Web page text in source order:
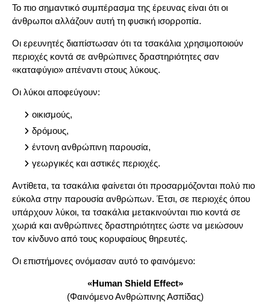
Το πιο σημαντικό συμπέρασμα της έρευνας είναι ότι οι
άνθρωποι αλλάζουν αυτή τη φυσική ισορροπία.
Οι ερευνητές διαπίστωσαν ότι τα τσακάλια χρησιμοποιούν
περιοχές κοντά σε ανθρώπινες δραστηριότητες σαν
«καταφύγιο» απέναντι στους λύκους.
Οι λύκοι αποφεύγουν:
οικισμούς,
δρόμους,
έντονη ανθρώπινη παρουσία,
γεωργικές και αστικές περιοχές.
Αντίθετα, τα τσακάλια φαίνεται ότι προσαρμόζονται πολύ πιο
εύκολα στην παρουσία ανθρώπων. Έτσι, σε περιοχές όπου
υπάρχουν λύκοι, τα τσακάλια μετακινούνται πιο κοντά σε
χωριά και ανθρώπινες δραστηριότητες ώστε να μειώσουν
τον κίνδυνο από τους κορυφαίους θηρευτές.
Οι επιστήμονες ονόμασαν αυτό το φαινόμενο:
«Human Shield Effect»
(Φαινόμενο Ανθρώπινης Ασπίδας)